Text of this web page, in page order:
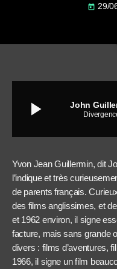
today 29/
play_arrow John
Yvon Jean Guillermin, dit
l’indique et très
de parents français.
des films anglissimes, et
et 1962 environ, il signe
facture, mais sans grande
divers : films d’aventures,
1966, il signe un film